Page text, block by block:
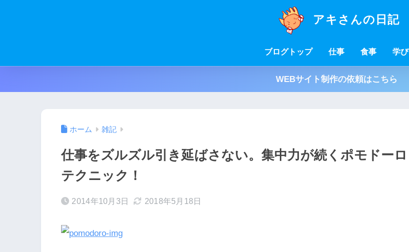
アキさんの日記
ブログトップ 仕事 食事 学び
WEBサイト制作の依頼はこちら
ホーム 雑記
仕事をズルズル引き延ばさない。集中力が続くポモドーロ
テクニック！
2014年10月3日 2018年5月18日